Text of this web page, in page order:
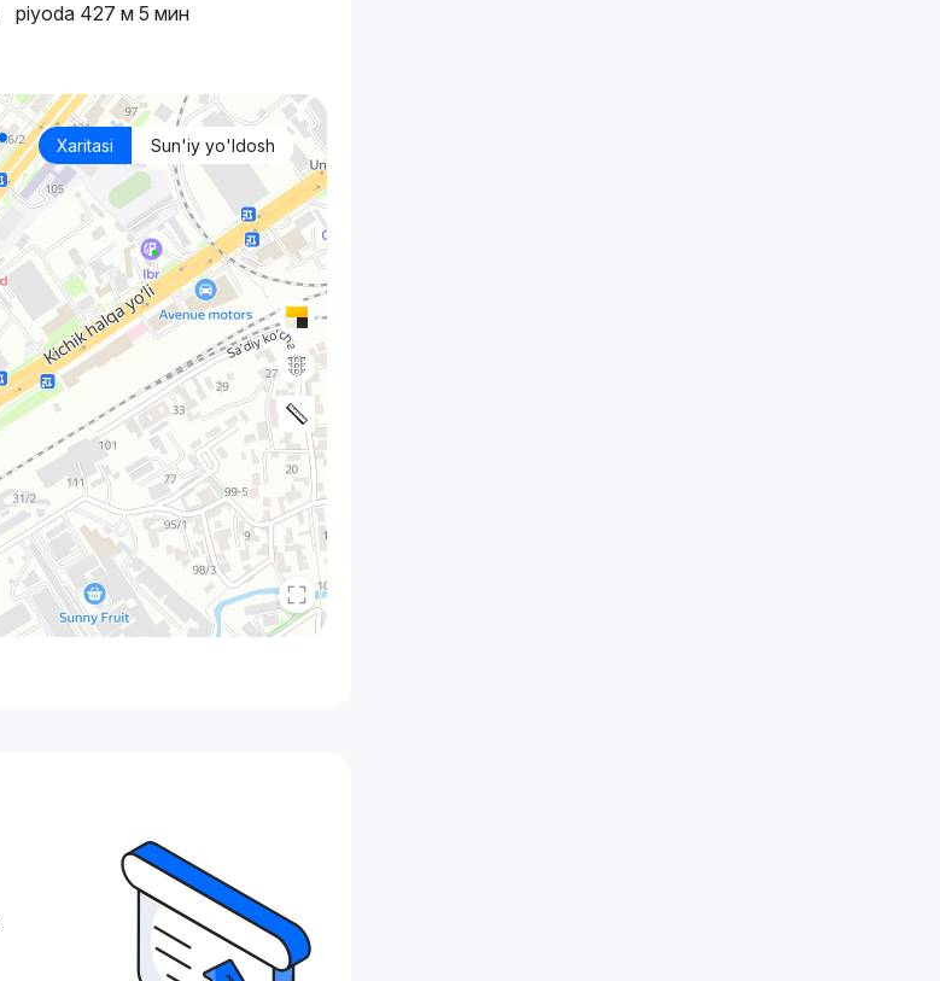
piyoda 427 м 5 мин
Xaritasi Sun'iy yo'ldosh